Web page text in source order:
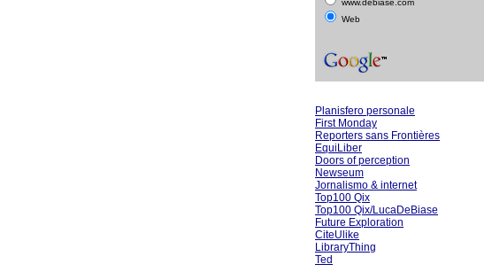
www.debiase.com
Web
Planisfero personale
First Monday
Reporters sans Frontières
EquiLiber
Doors of perception
Newseum
Jornalismo & internet
Top100 Qix
Top100 Qix/LucaDeBiase
Future Exploration
CiteUlike
LibraryThing
Ted